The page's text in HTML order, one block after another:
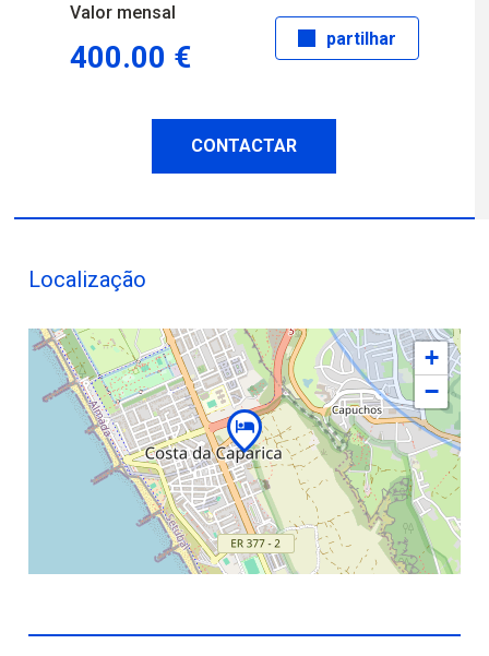
Valor mensal
400.00 €
partilhar
CONTACTAR
Localização
+
−